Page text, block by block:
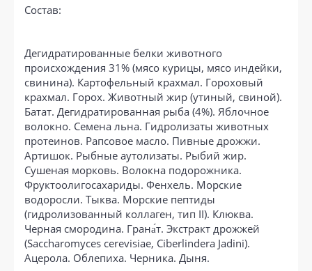
Состав:
Дегидратированные белки животного
происхождения 31% (мясо курицы, мясо индейки,
свинина). Картофельный крахмал. Гороховый
крахмал. Горох. Животный жир (утиный, свиной).
Батат. Дегидратированная рыба (4%). Яблочное
волокно. Семена льна. Гидролизаты животных
протеинов. Рапсовое масло. Пивные дрожжи.
Артишок. Рыбные аутолизаты. Рыбий жир.
Сушеная морковь. Волокна подорожника.
Фруктоолигосахариды. Фенхель. Морские
водоросли. Тыква. Морские пептиды
(гидролизованный коллаген, тип II). Клюква.
Черная смородина. Грана́т. Экстракт дрожжей
(Saccharomyces cerevisiae, Ciberlindera Jadini).
Ацерола. Облепиха. Черника. Дыня.